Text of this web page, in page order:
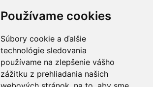
Používame cookies
Súbory cookie a ďalšie
technológie sledovania
používame na zlepšenie vášho
zážitku z prehliadania našich